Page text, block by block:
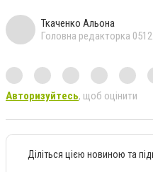
Ткаченко Альона
Головна редакторка
Авторизуйтесь, щоб оцінити
Діліться цією новиною та